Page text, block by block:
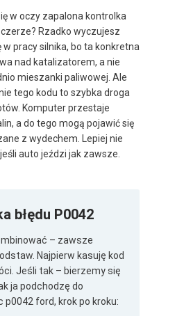
w oczy zapalona kontrolka
Rzadko wyczujesz
w pracy silnika, bo ta konkretna
nad katalizatorem, a nie
mieszanki paliwowej. Ale
tego kodu to szybka droga
Komputer przestaje
a do tego mogą pojawić się
z wydechem. Lepiej nie
auto jeździ jak zawsze.
błędu P0042
– zawsze
Najpierw kasuję kod
Jeśli tak – bierzemy się
ja podchodzę do
ford, krok po kroku: